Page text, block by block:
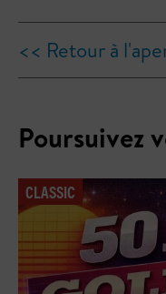
<< Retour à
Poursuivez
CLASSIC